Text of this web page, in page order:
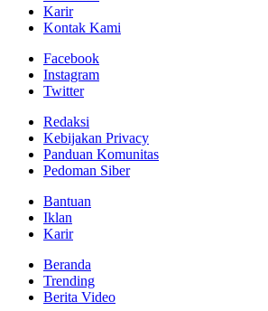
Karir
Kontak Kami
Facebook
Instagram
Twitter
Redaksi
Kebijakan Privacy
Panduan Komunitas
Pedoman Siber
Bantuan
Iklan
Karir
Beranda
Trending
Berita Video